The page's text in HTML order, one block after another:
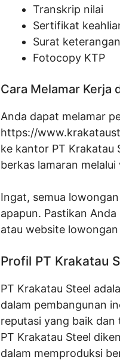
Transkrip nilai
Sertifikat
Surat
Fotocopy KTP
Cara Melamar Kerja
Anda dapat melamar
https://
ke kantor PT Krakatau
berkas lamaran
Ingat, semua
apapun. Pastikan
atau website
Profil PT Krakatau
PT Krakatau Steel
dalam pembangunan
reputasi yang baik
PT Krakatau Steel
dalam memproduksi